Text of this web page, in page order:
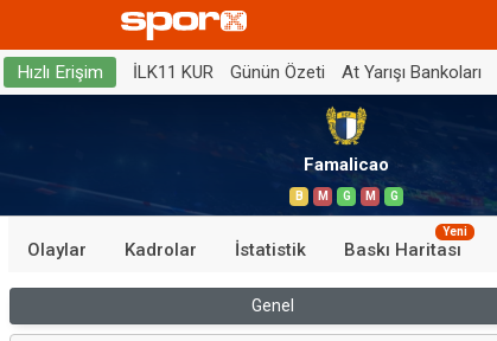
Hızlı Erişim İLK11 KUR Günün Özeti At Yarışı Bankoları
Famalicao
B M G M G
Olaylar Kadrolar İstatistik Baskı Haritası
Yeni
Genel